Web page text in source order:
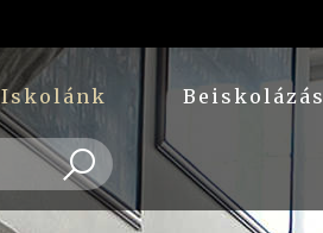
Iskolánk Beiskolázás